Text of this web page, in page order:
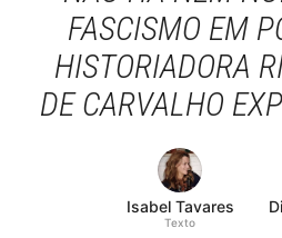
FASCISMO EM
HISTORIADORA
DE CARVALHO
Isabel Tavares
Texto